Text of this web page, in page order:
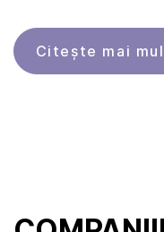
Сiteşte mai